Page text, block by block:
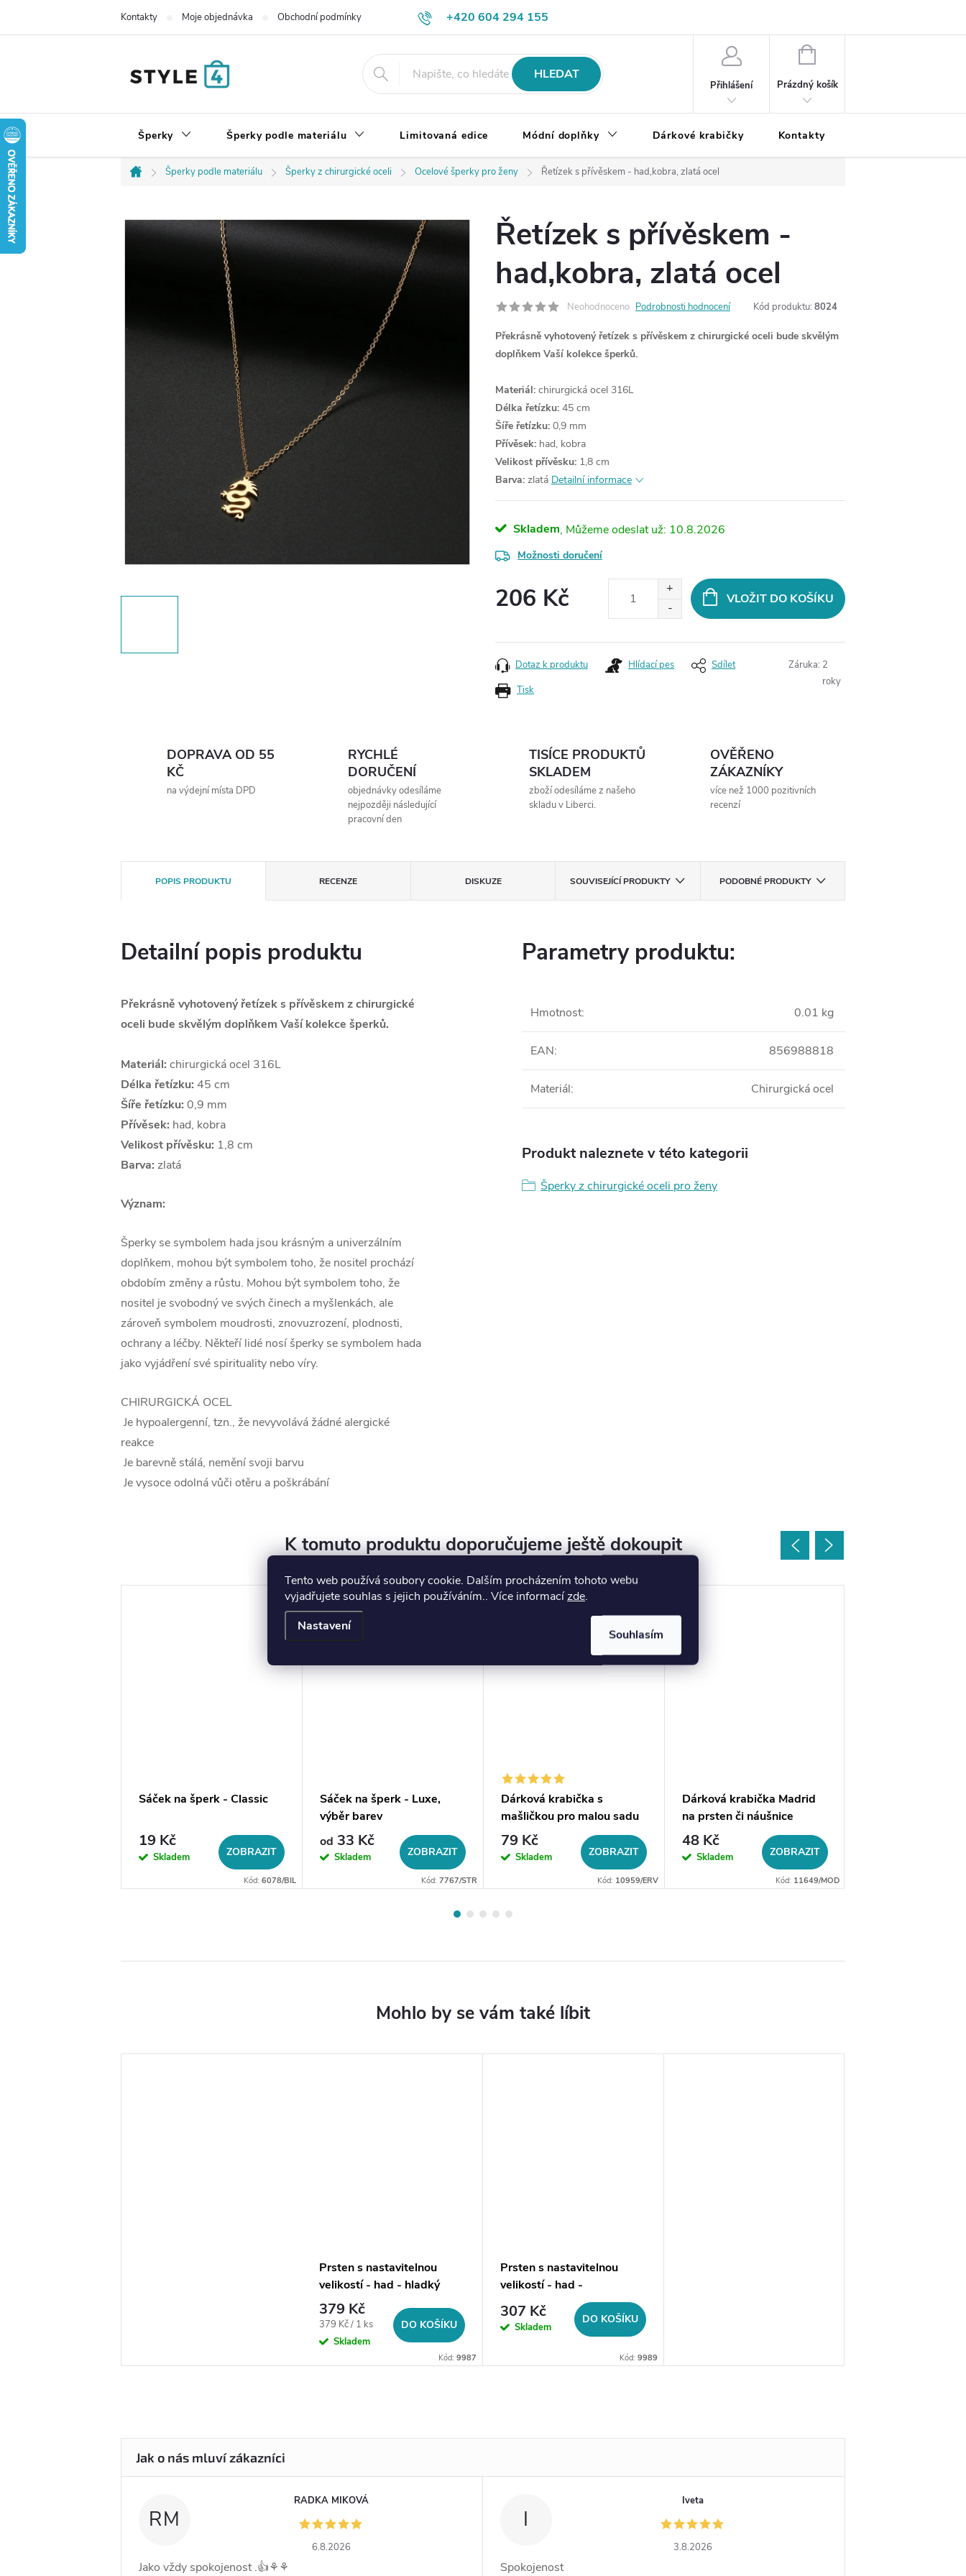
Tento web používá soubory cookie. Dalším procházením tohoto webu
vyjadřujete souhlas s jejich používáním.. Více informacízde.
Nastavení
Souhlasím
+420 604 294 155
Kontakty Moje objednávka Obchodní podmínky Výměna, vrácení a reklamace zboží
HLEDAT
Přihlášení
NÁKUPNÍ
Prázdný košík
Šperky Šperky podle materiálu Limitovaná edice Módní doplňky Dárkové krabičky Kontakty
Domů
Šperky podle materiálu Šperky z chirurgické oceli Ocelové šperky pro ženy Řetízek s přívěskem - had,kobra, zlatá ocel
Řetízek s přívěskem -
had,kobra, zlatá ocel
Neohodnoceno Podrobnosti hodnocení Kód produktu: 8024
Překrásně vyhotovený řetízek s přívěskem z chirurgické oceli bude skvělým
doplňkem Vaší kolekce šperků.
Materiál: chirurgická ocel 316L
Délka řetízku: 45 cm
Šíře řetízku: 0,9 mm
Přívěsek: had, kobra
Velikost přívěsku: 1,8 cm
Barva: zlatá Detailní informace
Skladem 10.8.2026
Možnosti doručení
206 Kč VLOŽIT DO KOŠÍKU
Tisk
Dotaz k produktu Hlídací pes Sdílet Záruka: 2
roky
DOPRAVA OD 55
KČ
na výdejní místa DPD
RYCHLÉ
DORUČENÍ
objednávky odesíláme
nejpozději následující
pracovní den
TISÍCE PRODUKTŮ
SKLADEM
zboží odesíláme z našeho
skladu v Liberci.
OVĚŘENO
ZÁKAZNÍKY
více než 1000 pozitivních
recenzí
POPIS PRODUKTU RECENZE DISKUZE SOUVISEJÍCÍ PRODUKTY PODOBNÉ PRODUKTY
Detailní popis produktu
Překrásně vyhotovený řetízek s přívěskem z chirurgické
oceli bude skvělým doplňkem Vaší kolekce šperků.
Materiál: chirurgická ocel 316L
Délka řetízku: 45 cm
Šíře řetízku: 0,9 mm
Přívěsek: had, kobra
Velikost přívěsku: 1,8 cm
Barva: zlatá
Význam:
Šperky se symbolem hada jsou krásným a univerzálním
doplňkem, mohou být symbolem toho, že nositel prochází
obdobím změny a růstu. Mohou být symbolem toho, že
nositel je svobodný ve svých činech a myšlenkách, ale
zároveň symbolem moudrosti, znovuzrození, plodnosti,
ochrany a léčby. Někteří lidé nosí šperky se symbolem hada
jako vyjádření své spirituality nebo víry.
CHIRURGICKÁ OCEL
Je hypoalergenní, tzn., že nevyvolává žádné alergické
reakce
Je barevně stálá, nemění svoji barvu
Je vysoce odolná vůči otěru a poškrábání
Parametry produktu:
Hmotnost: 0.01 kg
EAN: 856988818
Materiál: Chirurgická ocel
Produkt naleznete v této kategorii
Šperky z chirurgické oceli pro ženy
K tomuto produktu doporučujeme ještě dokoupit
Sáček na šperk - Classic
19 Kč
Skladem ZOBRAZIT
Kód: 6078/BIL
Sáček na šperk - Luxe,
výběr barev
od 33 Kč
Skladem ZOBRAZIT
Kód: 7767/STR
Dárková krabička s
mašličkou pro malou sadu
šperků
79 Kč
Skladem ZOBRAZIT
Kód: 10959/ERV
Dárková krabička Madrid
na prsten či náušnice
48 Kč
Skladem ZOBRAZIT
Kód: 11649/MOD
Prsten s nastavitelnou
velikostí - had - hladký
povrch, zlatá ocel
379 Kč
Měrná
cena:
379 Kč / 1 ks
Skladem
DO KOŠÍKU
Kód: 9987
Prsten s nastavitelnou
velikostí - had -
strukturovaný povrch, zlatá
ocel
307 Kč
Skladem
DO KOŠÍKU
Kód: 9989
RM
RADKA MIKOVÁ
6.8.2026
Jako vždy spokojenost .👍⚘️⚘️
I
Iveta
3.8.2026
Spokojenost